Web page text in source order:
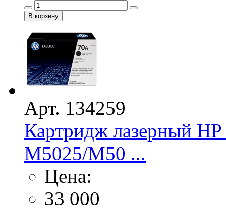
Арт. 134259
Картридж лазерный
M5025/M50 ...
Цена:
33 000